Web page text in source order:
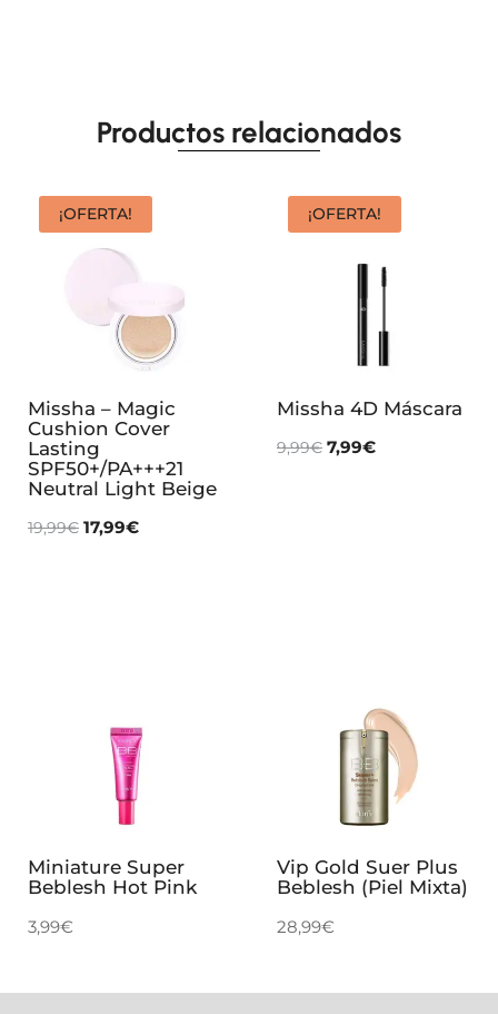
Productos relacionados
¡OFERTA!
Missha – Magic
Cushion Cover
Lasting
SPF50+/PA+++21
Neutral Light Beige
19,99€ 17,99€
¡OFERTA!
Missha 4D Máscara
9,99€ 7,99€
Miniature Super
Beblesh Hot Pink
3,99€
Vip Gold Suer Plus
Beblesh (Piel Mixta)
28,99€